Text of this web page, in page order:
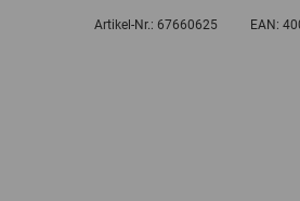
Artikel-Nr.: 67660625 EAN: